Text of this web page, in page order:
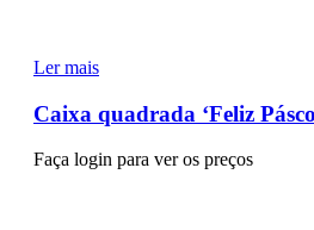
Ler mais
Caixa quadrada ‘Feliz
Faça login para ver os preços